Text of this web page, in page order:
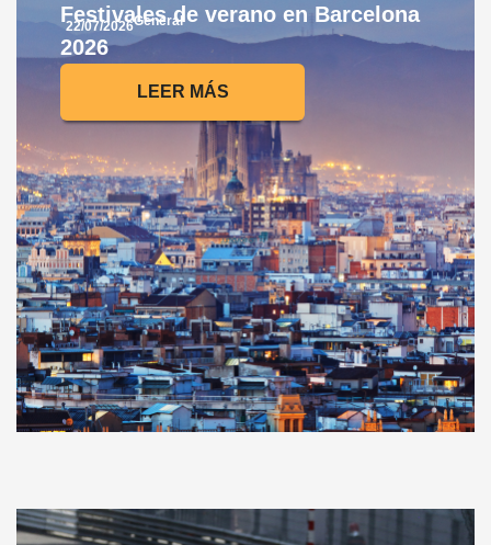
22/07/2026General
Festivales de verano en Barcelona
2026
LEER MÁS